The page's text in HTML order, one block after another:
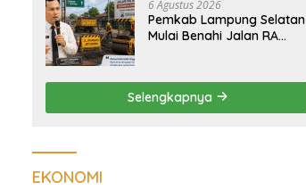
6 Agustus 2026
Pemkab Lampung Selatan
Mulai Benahi Jalan RA
Demi Keselamatan
Pengguna Jalan
Selengkapnya
EKONOMI